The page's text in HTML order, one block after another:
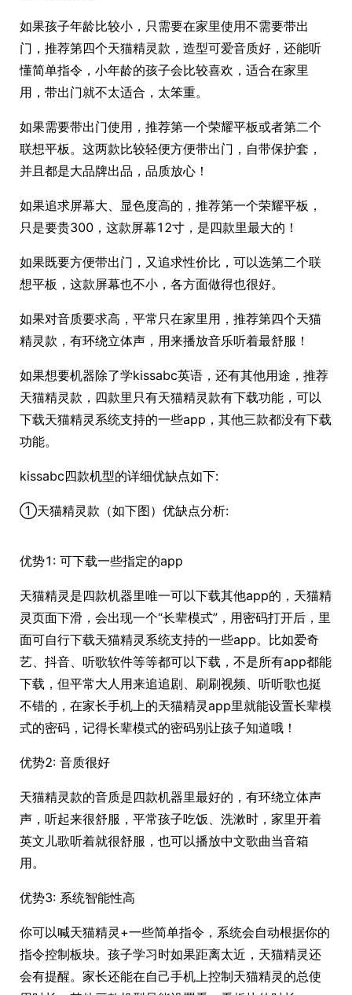
如果孩子年龄比较小，只需要在家里使用不需要带出
门，推荐第四个天猫精灵款，造型可爱音质好，还能听
懂简单指令，小年龄的孩子会比较喜欢，适合在家里
用，带出门就不太适合，太笨重。
如果需要带出门使用，推荐第一个荣耀平板或者第二个
联想平板。这两款比较轻便方便带出门，自带保护套，
并且都是大品牌出品，品质放心！
如果追求屏幕大、显色度高的，推荐第一个荣耀平板，
只是要贵300，这款屏幕12寸，是四款里最大的！
如果既要方便带出门，又追求性价比，可以选第二个联
想平板，这款屏幕也不小，各方面做得也很好。
如果对音质要求高，平常只在家里用，推荐第四个天猫
精灵款，有环绕立体声，用来播放音乐听着最舒服！
如果想要机器除了学kissabc英语，还有其他用途，推荐
天猫精灵款，四款里只有天猫精灵款有下载功能，可以
下载天猫精灵系统支持的一些app，其他三款都没有下载
功能。
kissabc四款机型的详细优缺点如下:
①天猫精灵款（如下图）优缺点分析:
优势1: 可下载一些指定的app
天猫精灵是四款机器里唯一可以下载其他app的，天猫精
灵页面下滑，会出现一个“长辈模式”，用密码打开后，里
面可自行下载天猫精灵系统支持的一些app。比如爱奇
艺、抖音、听歌软件等等都可以下载，不是所有app都能
下载，但平常大人用来追追剧、刷刷视频、听听歌也挺
不错的，在家长手机上的天猫精灵app里就能设置长辈模
式的密码，记得长辈模式的密码别让孩子知道哦！
优势2: 音质很好
天猫精灵款的音质是四款机器里最好的，有环绕立体声
声，听起来很舒服，平常孩子吃饭、洗漱时，家里开着
英文儿歌听着就很舒服，也可以播放中文歌曲当音箱
用。
优势3: 系统智能性高
你可以喊天猫精灵+一些简单指令，系统会自动根据你的
指令控制板块。孩子学习时如果距离太近，天猫精灵还
会有提醒。家长还能在自己手机上控制天猫精灵的总使